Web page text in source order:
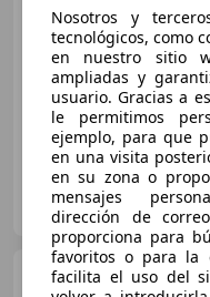
12/2021 96.838 km
220 kW (299 CV)
HR MOTOR NAVARRA
ES-31600 Burlada
Nosotros y
tecnológicos, como
en nuestro sitio
ampliadas y
usuario. Gracias a
le permitimos
ejemplo, para que
en una visita
en su zona o
mensajes
dirección de
proporciona para
favoritos o para la
facilita el uso del